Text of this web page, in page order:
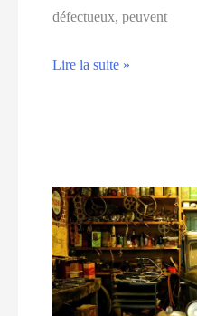
défectueux, peuvent
Comment
votre
moteur
Lire la suite »